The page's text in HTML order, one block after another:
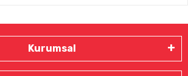
Kurumsal